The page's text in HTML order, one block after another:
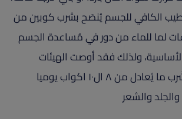
الكافي للجسم يُنصَح بشرب كوبين من
لما للماء من دور في مُساعدة الجسم
ولذلك فقد أوصت الهيئات
الصحية للبالغين بشُرب ما يُعادل من ٨ ال١٠ اكواب يوميا
والشعر